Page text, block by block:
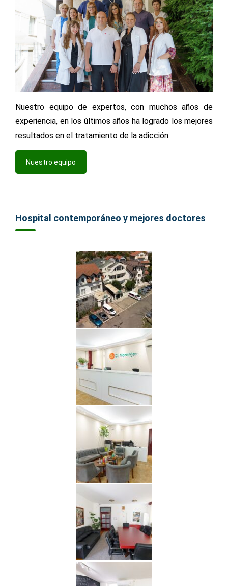
Nuestro equipo de expertos, con muchos años de
experiencia, en los últimos años ha logrado los mejores
resultados en el tratamiento de la adicción.
Nuestro equipo
Hospital contemporáneo y mejores doctores